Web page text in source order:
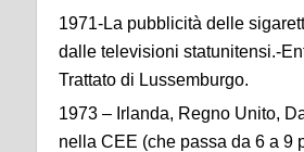
1971-La pubblicità delle
dalle televisioni statunitensi.-
Trattato di Lussemburgo.
1973 – Irlanda, Regno Unito,
nella CEE (che passa da 6 a 9